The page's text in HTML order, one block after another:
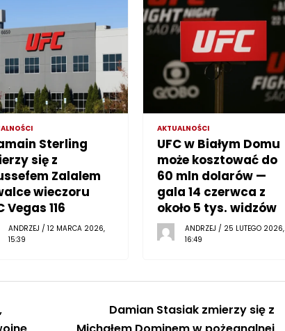
Sterling
się z
Zalalem
wieczoru
Vegas 116
ANDRZEJ / 12 MARCA 2026,
15:39
AKTUALNOŚCI
UFC w Białym Domu
może kosztować do
60 mln dolarów —
gala 14 czerwca z
około 5 tys. widzów
ANDRZEJ / 25 LUTEGO 2026,
16:49
Damian Stasiak zmierzy się z